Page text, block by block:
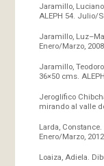
Jaramillo,
ALEPH 54. Julio/
Jaramillo,
Enero/Marzo,
Jaramillo,
36×50 cms.
Jeroglífico
mirando al valle
Larda, Constance.
Enero/Marzo,
Loaiza, Adiela.